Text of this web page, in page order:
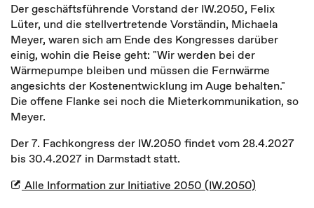
Der geschäftsführende Vorstand der IW.2050, Felix
Lüter, und die stellvertretende Vorständin, Michaela
Meyer, waren sich am Ende des Kongresses darüber
einig, wohin die Reise geht: "Wir werden bei der
Wärmepumpe bleiben und müssen die Fernwärme
angesichts der Kostenentwicklung im Auge behalten."
Die offene Flanke sei noch die Mieterkommunikation, so
Meyer.
Der 7. Fachkongress der IW.2050 findet vom 28.4.2027
bis 30.4.2027 in Darmstadt statt.
Alle Information zur Initiative 2050 (IW.2050)